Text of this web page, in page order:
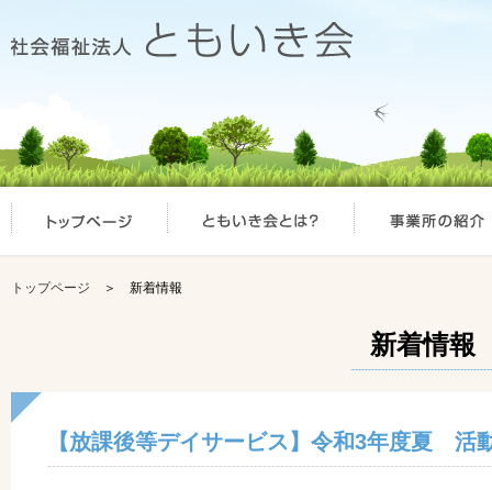
トップページ ＞ 新着情報
新着情報
【放課後等デイサービス】令和3年度夏 活